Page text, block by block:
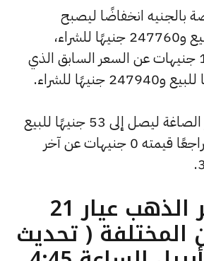
بالجنيه انخفاضًا ليصبح
249540 جنيهًا للبيع و247760 جنيهًا للشراء،
بانخفاض قدره 180 جنيهات عن السعر السابق الذي
وانخفض سعر دولار الصاغة ليصل إلى 53 جنيهًا للبيع
و0 جنيهًا للشراء، بتراجعًا قيمته 0 جنيهات عن آخر
ما هو سعر الذهب عيار 21
المختلفة ( تحديث